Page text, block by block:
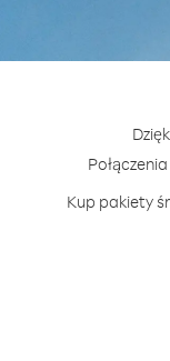
Kup pakiety